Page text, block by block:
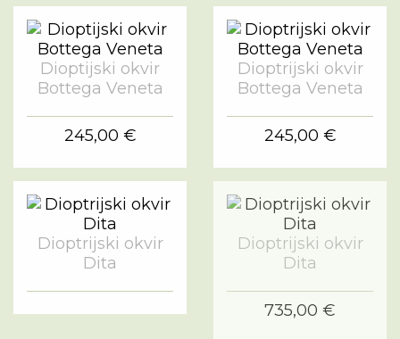
Dioptijski okvir
Bottega Veneta
245,00 €
Dioptrijski okvir
Bottega Veneta
245,00 €
Dioptrijski okvir
Dita
Dioptrijski okvir
Dita
735,00 €